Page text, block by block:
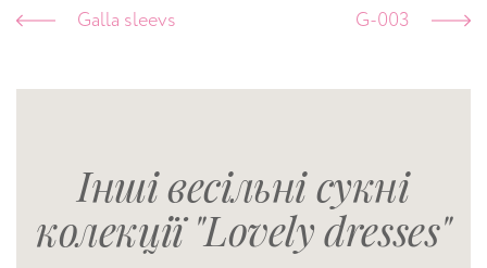
Galla sleevs G-003
Інші весільні сукні
колекції "Lovely dresses"